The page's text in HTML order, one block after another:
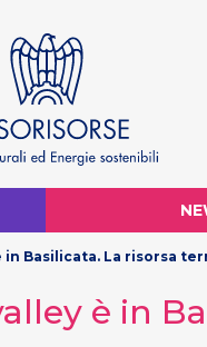
in Basilicata. La risorsa
è in